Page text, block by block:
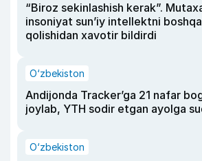
“Biroz sekinlashish kerak”.
insoniyat sun’iy intellektni
qolishidan xavotir bildirdi
O‘zbekiston
Andijonda Tracker’ga 21 nafar
joylab, YTH sodir etgan ayolga
O‘zbekiston